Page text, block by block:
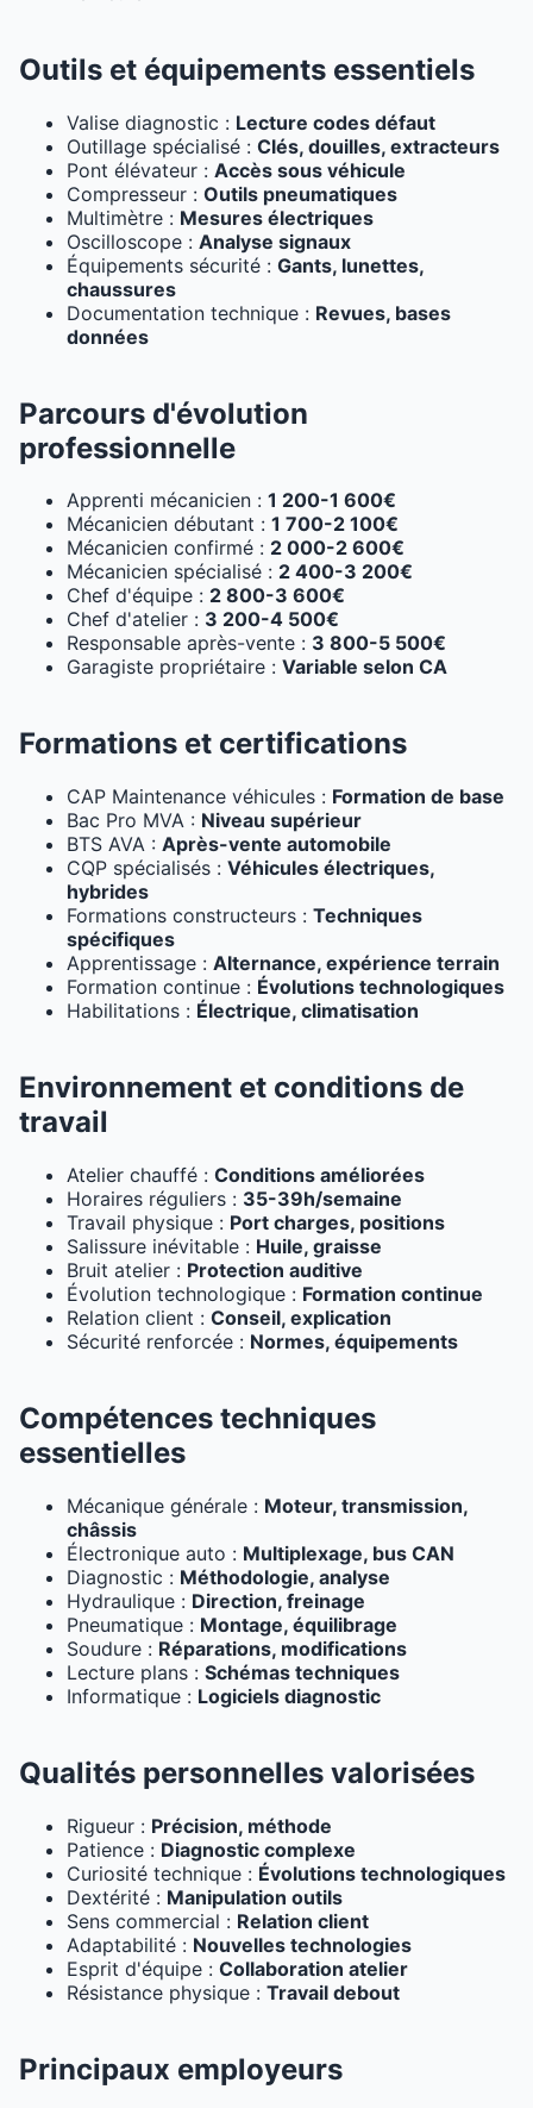
Outils et équipements essentiels
Valise diagnostic : Lecture codes défaut
Outillage spécialisé : Clés, douilles, extracteurs
Pont élévateur : Accès sous véhicule
Compresseur : Outils pneumatiques
Multimètre : Mesures électriques
Oscilloscope : Analyse signaux
Équipements sécurité : Gants, lunettes,
chaussures
Documentation technique : Revues, bases
données
Parcours d'évolution
professionnelle
Apprenti mécanicien : 1 200-1 600€
Mécanicien débutant : 1 700-2 100€
Mécanicien confirmé : 2 000-2 600€
Mécanicien spécialisé : 2 400-3 200€
Chef d'équipe : 2 800-3 600€
Chef d'atelier : 3 200-4 500€
Responsable après-vente : 3 800-5 500€
Garagiste propriétaire : Variable selon CA
Formations et certifications
CAP Maintenance véhicules : Formation de base
Bac Pro MVA : Niveau supérieur
BTS AVA : Après-vente automobile
CQP spécialisés : Véhicules électriques,
hybrides
Formations constructeurs : Techniques
spécifiques
Apprentissage : Alternance, expérience terrain
Formation continue : Évolutions technologiques
Habilitations : Électrique, climatisation
Environnement et conditions de
travail
Atelier chauffé : Conditions améliorées
Horaires réguliers : 35-39h/semaine
Travail physique : Port charges, positions
Salissure inévitable : Huile, graisse
Bruit atelier : Protection auditive
Évolution technologique : Formation continue
Relation client : Conseil, explication
Sécurité renforcée : Normes, équipements
Compétences techniques
essentielles
Mécanique générale : Moteur, transmission,
châssis
Électronique auto : Multiplexage, bus CAN
Diagnostic : Méthodologie, analyse
Hydraulique : Direction, freinage
Pneumatique : Montage, équilibrage
Soudure : Réparations, modifications
Lecture plans : Schémas techniques
Informatique : Logiciels diagnostic
Qualités personnelles valorisées
Rigueur : Précision, méthode
Patience : Diagnostic complexe
Curiosité technique : Évolutions technologiques
Dextérité : Manipulation outils
Sens commercial : Relation client
Adaptabilité : Nouvelles technologies
Esprit d'équipe : Collaboration atelier
Résistance physique : Travail debout
Principaux employeurs